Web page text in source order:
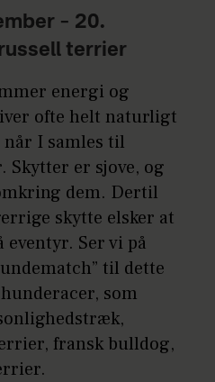
– 20.
terrier
energi og
ofte helt naturligt
når I samles til
Skytter er sjove, og
dem. Dertil
skytte elsker at
eventyr. Ser vi på
til dette
som
fransk bulldog,